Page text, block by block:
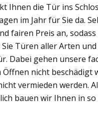
Ihnen die Tür ins
im Jahr für Sie da.
fairen Preis an,
Türen aller Arten und
Dabei gehen unsere
nicht beschädigt
vermieden werden.
bauen wir Ihnen in